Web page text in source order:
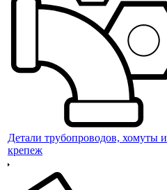
Детали трубопроводов, хомуты и
крепеж